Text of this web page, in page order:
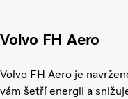
Volvo FH Aero
Volvo FH Aero je
vám šetří energii a